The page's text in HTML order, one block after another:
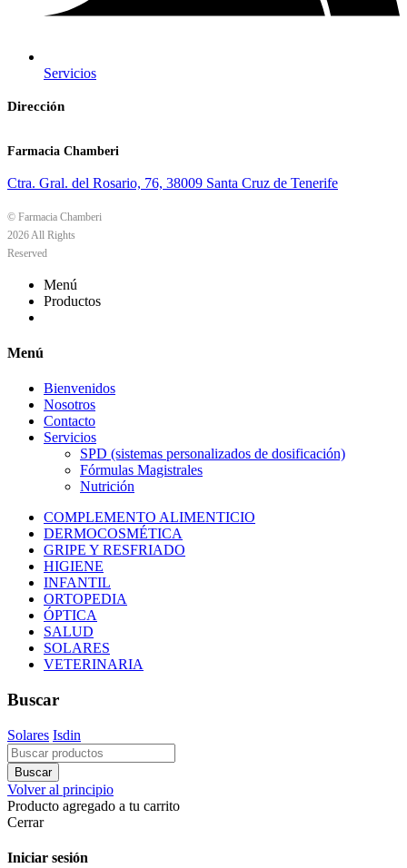
Servicios
Dirección
Farmacia Chamberi
Ctra. Gral. del Rosario, 76, 38009 Santa Cruz de Tenerife
© Farmacia Chamberi
2026 All Rights
Reserved
Menú
Productos
Menú
Bienvenidos
Nosotros
Contacto
Servicios
SPD (sistemas personalizados de dosificación)
Fórmulas Magistrales
Nutrición
COMPLEMENTO ALIMENTICIO
DERMOCOSMÉTICA
GRIPE Y RESFRIADO
HIGIENE
INFANTIL
ORTOPEDIA
ÓPTICA
SALUD
SOLARES
VETERINARIA
Buscar
Solares Isdin
Volver al principio
Producto agregado a tu carrito
Cerrar
Iniciar sesión